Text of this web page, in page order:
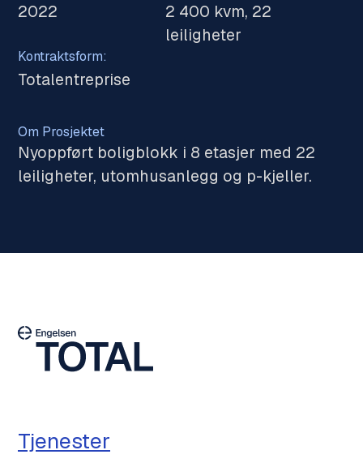
2022
2 400 kvm, 22
leiligheter
Kontraktsform:
Totalentreprise
Om Prosjektet
Nyoppført boligblokk i 8 etasjer med 22
leiligheter, utomhusanlegg og p-kjeller.
Tjenester